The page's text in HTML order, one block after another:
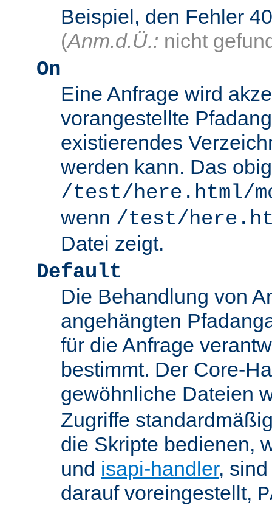
Beispiel, den Fehler
(Anm.d.Ü.: nicht
On
Eine Anfrage wird
vorangestellte
existierendes
werden kann. Das
/test/here.html/
wenn /test/
Datei zeigt.
Default
Die Behandlung von
angehängten
für die Anfrage
bestimmt. Der Core-
gewöhnliche Dateien
Zugriffe
die Skripte bedienen,
und isapi-handler,
darauf voreingestellt,